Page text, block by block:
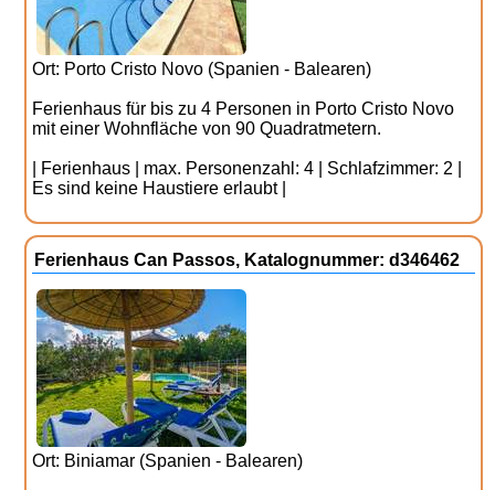
Ort: Porto Cristo Novo (Spanien - Balearen)
Ferienhaus für bis zu 4 Personen in Porto Cristo Novo
mit einer Wohnfläche von 90 Quadratmetern.
| Ferienhaus | max. Personenzahl: 4 | Schlafzimmer: 2 |
Es sind keine Haustiere erlaubt |
Ferienhaus Can Passos, Katalognummer: d346462
Ort: Biniamar (Spanien - Balearen)